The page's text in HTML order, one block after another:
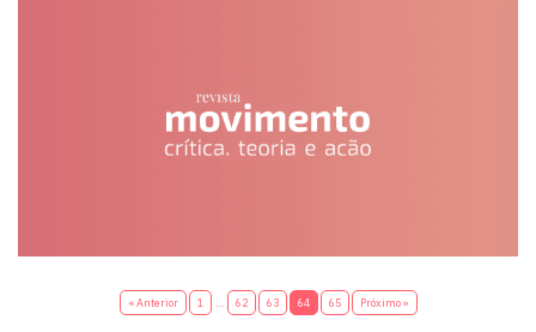
« Anterior 1 62 63 64 65 Próximo »